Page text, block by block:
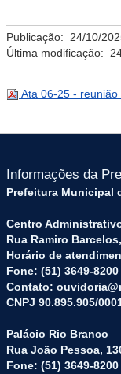
Publicação: 24/10/
Última modificação:
Ata 06-25 -
Informações da
Prefeitura Municipal
Centro
Rua Ramiro
Horário de
Fone: (51) 3649-8200
Contato:
CNPJ 90.895.905/
Palácio Rio Branco
Rua João Pessoa,
Fone: (51) 3649-8200